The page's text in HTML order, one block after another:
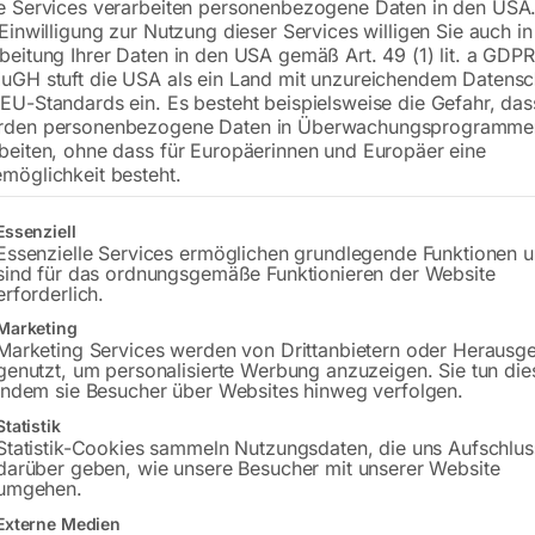
€ 54,00
inkl. MwSt. zzgl.Versandkosten
Lieferzeit:ca. 2 - 3 Tage
Bitte beachten Sie: Die Versandkosten
In den
Sie haben
Gerne
Services verarbeiten personenbezogene Daten in den
zur Nutzung dieser Services willigen Sie auch
Ihrer Daten in den USA gemäß Art. 49 (1) lit. a
stuft die USA als ein Land mit unzureichendem
Standards ein. Es besteht beispielsweise die Gefahr,
personenbezogene Daten in
ohne dass für Europäerinnen und Europäer eine
besteht.
eine Liste der Service-Gruppen, für die eine Einwilligung erteilt
Services ermöglichen grundlegende Funktionen
für das ordnungsgemäße Funktionieren der Website
Services werden von Drittanbietern oder
um personalisierte Werbung anzuzeigen. Sie tun
sie Besucher über Websites hinweg verfolgen.
Cookies sammeln Nutzungsdaten, die uns
geben, wie unsere Besucher mit unserer Website
Medien